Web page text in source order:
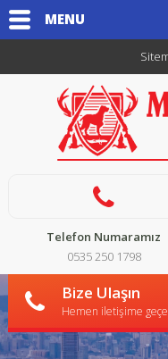
MENU
Telefon Numaramız
0535 250 1798
Bize Ulaşın
Hemen iletişime